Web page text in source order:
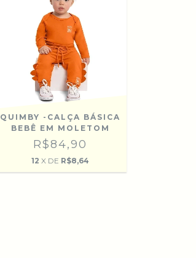
QUIMBY -CALÇA BÁSICA
BEBÊ EM MOLETOM
R$84,90
12 X DE R$8,64